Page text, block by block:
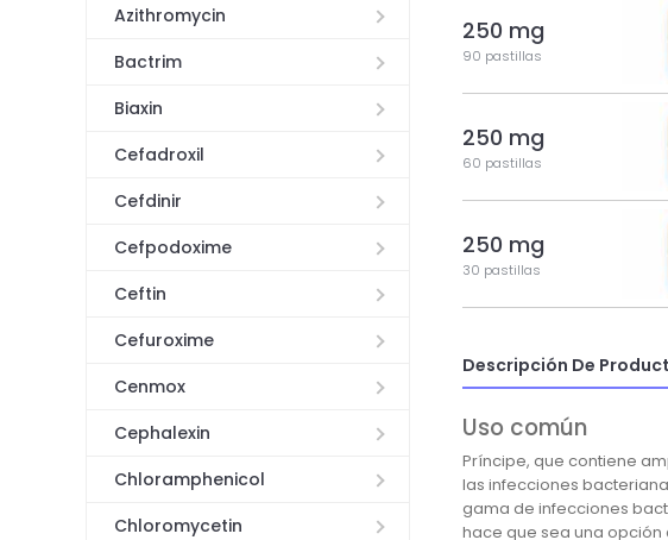
Azithromycin
Bactrim
Biaxin
Cefadroxil
Cefdinir
Cefpodoxime
Ceftin
Cefuroxime
Cenmox
Cephalexin
Chloramphenicol
Chloromycetin
250 mg
90 pastillas
250 mg
60 pastillas
250 mg
30 pastillas
Descripción De
Uso común
Príncipe, que contiene
las infecciones
gama de infecciones
hace que sea una